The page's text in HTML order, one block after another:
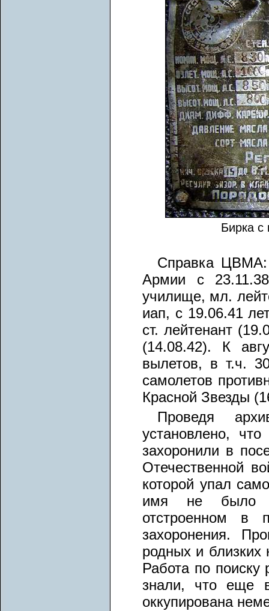
Бирка
Справка ЦВМА:
Армии с
училище, мл.
иап, с 19.06.41
ст. лейтенант
(14.08.42). К
вылетов, в т.ч.
самолетов
Красной Звезды
Проведя
установлено,
захоронили в
Отечественной
которой упал
имя не было
отстроенном в
захоронения.
родных и близких
Работа по
знали, что еще
оккупирована